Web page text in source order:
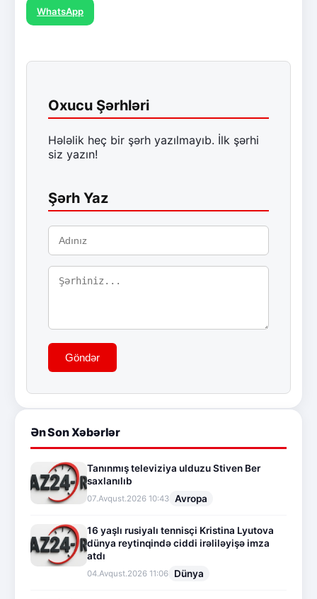
WhatsApp
Oxucu Şərhləri
Hələlik heç bir şərh yazılmayıb. İlk şərhi
siz yazın!
Şərh Yaz
Göndər
Ən Son Xəbərlər
Tanınmış televiziya ulduzu Stiven Ber
saxlanılıb
07.Avqust.2026 10:43 Avropa
16 yaşlı rusiyalı tennisçi Kristina Lyutova
dünya reytinqində ciddi irəliləyişə imza
atdı
04.Avqust.2026 11:06 Dünya